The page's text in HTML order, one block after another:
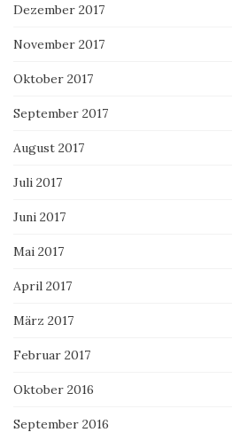
Dezember 2017
November 2017
Oktober 2017
September 2017
August 2017
Juli 2017
Juni 2017
Mai 2017
April 2017
März 2017
Februar 2017
Oktober 2016
September 2016